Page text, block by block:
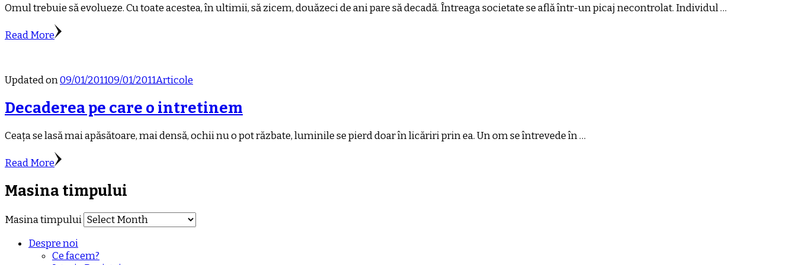
Omul trebuie să evolueze. Cu toate acestea, în ultimii, să zicem, douăzeci de ani pare să decadă. Întreaga societate se află într-un picaj necontrolat. Individul …
Read More
Updated on09/01/201109/01/2011Articole
Decaderea pe care o intretinem
Ceața se lasă mai apăsătoare, mai densă, ochii nu o pot răzbate, luminile se pierd doar în licăriri prin ea. Un om se întrevede în …
Read More
Masina timpului
Masina timpului
Despre noi
Ce facem?